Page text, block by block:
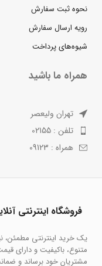
نحوه ثبت سفارش
رویه ارسال سفارش
شیوه‌های پرداخت
همراه ما باشید
تهران ولیعصر
تلفن : 02155
همراه : 09123
فروشگاه اینترنتی
یک خرید اینترنتی مطمئن،
متنوع، باکیفیت و دارای
مشتریان خود برساند و